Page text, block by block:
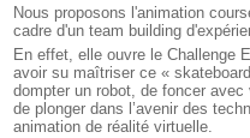
Nous proposons l'animation
cadre d'un team building
En effet, elle ouvre le Challenge
avoir su maîtriser ce «
dompter un robot, de foncer
de plonger dans l’avenir des
animation de réalité virtuelle.